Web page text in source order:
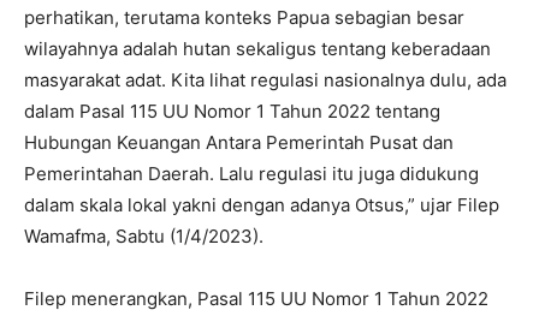
perhatikan, terutama konteks Papua sebagian besar
wilayahnya adalah hutan sekaligus tentang keberadaan
masyarakat adat. Kita lihat regulasi nasionalnya dulu, ada
dalam Pasal 115 UU Nomor 1 Tahun 2022 tentang
Hubungan Keuangan Antara Pemerintah Pusat dan
Pemerintahan Daerah. Lalu regulasi itu juga didukung
dalam skala lokal yakni dengan adanya Otsus,” ujar Filep
Wamafma, Sabtu (1/4/2023).
Filep menerangkan, Pasal 115 UU Nomor 1 Tahun 2022